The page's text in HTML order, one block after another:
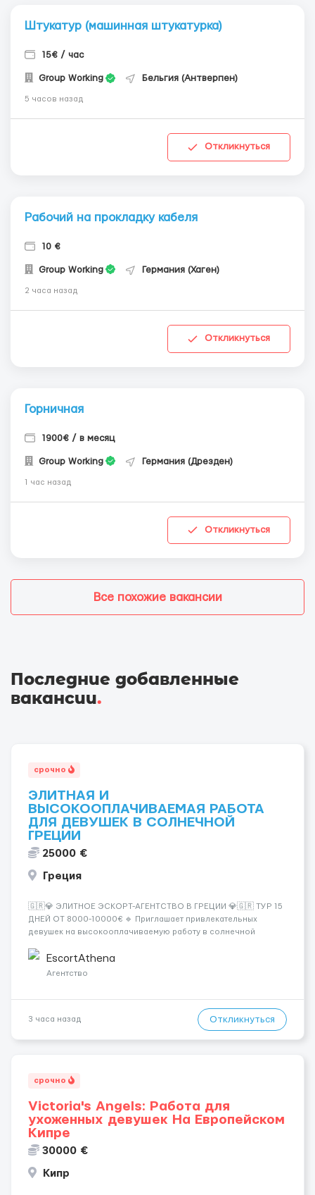
Штукатур (машинная штукатурка)
15€ / час
Group Working Бельгия (Антверпен)
5 часов назад
Откликнуться
Рабочий на прокладку кабеля
10 €
Group Working Германия (Хаген)
2 часа назад
Откликнуться
Горничная
1900€ / в месяц
Group Working Германия (Дрезден)
1 час назад
Откликнуться
Все похожие вакансии
Последние добавленные
вакансии.
срочно
ЭЛИТНАЯ И
ВЫСОКООПЛАЧИВАЕМАЯ РАБОТА
ДЛЯ ДЕВУШЕК В СОЛНЕЧНОЙ
ГРЕЦИИ
25000 €
Греция
🇬🇷💎 ЭЛИТНОЕ ЭСКОРТ-АГЕНТСТВО В ГРЕЦИИ 💎🇬🇷 ТУР 15
ДНЕЙ ОТ 8000-10000€ 🔹 Приглашает привлекательных
девушек на высокооплачиваемую работу в солнечной
хорошие деньги 💶 — это предложение для тебя! 🔹
Требования: ✔️ Возраст от ...
EscortAthena
Агентство
3 часа назад Откликнуться
срочно
Victoria's Angels: Работа для
ухоженных девушек На Европейском
Кипре
30000 €
Кипр